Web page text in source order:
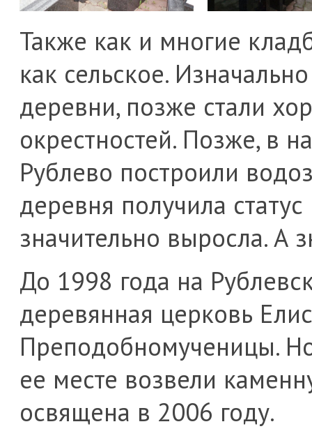
Также как и многие
как сельское.
деревни, позже стали
окрестностей. Позже, в
Рублево построили
деревня получила
значительно выросла. А
До 1998 года на
деревянная церковь
Преподобномученицы.
ее месте возвели
освящена в 2006 году.